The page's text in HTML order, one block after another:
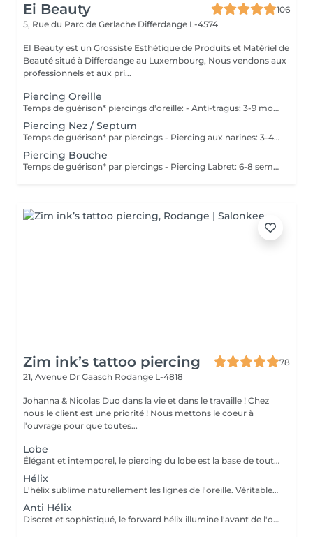
Ei Beauty
106
5, Rue du Parc de Gerlache Differdange L-4574
EI Beauty est un Grossiste Esthétique de Produits et Matériel de
Beauté situé à Differdange au Luxembourg, Nous vendons aux
professionnels et aux pri...
Piercing Oreille
Temps de guérison* piercings d'oreille: - Anti-tragus: 3-9 mois - Piercing de conque: 3-9 mois - Daithpiercing: 3-9 mois - Piercing helix: 3-9 mois - Perçage de fumée: 3-9 mois - Piercing douillet: 3-9 mois - Piercing Tragus: 3-9 mois - Piercing du lobe de l'oreille: 4-8 semaines *Notez également qu'il est indispensable de réaliser les soins quotidiennement pour que la cicatrisation se fasse dans les meilleures conditions. *La guérison est différente d'une personne à l'autre **Si vous êtes mineur, l'autorisation parentale est obligatoire. Industriel Piercing - Sous réserve d'évaluation
Piercing Nez / Septum
Temps de guérison* par piercings - Piercing aux narines: 3-4 semaines - Piercing septum: 4-8 semaines *Notez également qu'il est indispensable de réaliser les soins quotidiennement pour que la cicatrisation se fasse dans les meilleures conditions. *La guérison est différente d'une personne à l'autre **Si vous êtes mineur, l'autorisation parentale est obligatoire.
Piercing Bouche
Temps de guérison* par piercings - Piercing Labret: 6-8 semaines - Piercing des lèvres / côté: 6-8 semaines - Piercing de la lèvre supérieure: 2-3 mois - Piercing de la langue: 4-8 semaines *Notez également qu'il est indispensable de réaliser les soins quotidiennement pour que la cicatrisation se fasse dans les meilleures conditions. *La guérison est différente d'une personne à l'autre **Si vous êtes mineur, l'autorisation parentale est obligatoire.
Zim ink’s tattoo piercing
78
21, Avenue Dr Gaasch Rodange L-4818
Johanna & Nicolas Duo dans la vie et dans le travaille ! Chez
nous le client est une priorité ! Nous mettons le coeur à
l'ouvrage pour que toutes...
Lobe
Élégant et intemporel, le piercing du lobe est la base de toutes les plus belles compositions. Qu'il s'agisse d'un premier piercing ou d'une nouvelle création, chaque réalisation est effectuée avec précision afin de t'offrir une expérience aussi agréable que soignée. Inclus : Bijou de première pose en titane ASTM F-136 Conseils personnalisés et suivi de cicatrisation + 5€ pour changer la couleur de ton bijou grâce à l'anodisation. Les bijoux de la vitrine sont disponibles en première pause, le prix du bijou est à ajouter à la prestation. Pour toutes demandes d'informations, merci de me contacter. Tout les mineurs doivent être accompagnés d'un tuteur légal ( parents ! ), des justificatifs d'identités seront demandés.
Hélix
L'hélix sublime naturellement les lignes de l'oreille. Véritable incontournable, il apporte une touche contemporaine et raffinée qui s'intègre parfaitement à votre style. Chaque projet est pensé en harmonie avec ton anatomie. Conseils personnalisés et suivi de cicatrisation Inclus : Bijou de première pose en titane ASTM F-136 + 5€ pour changer la couleur de ton bijou grâce à l'anodisation. Les bijoux de la vitrine sont disponibles en première pause, le prix du bijou est à ajouter à la prestation. Pour toutes demandes d'informations, merci de me contacter. Tout les mineurs doivent être accompagnés d'un tuteur légal ( parents ! ), des justificatifs d'identités seront demandés.
Anti Hélix
Discret et sophistiqué, le forward hélix illumine l'avant de l'oreille avec subtilité. Un choix idéal pour une composition délicate et résolument élégante. Conseils personnalisés et suivi de cicatrisation Inclus : Bijou de première pose en titane ASTM F-136 + 5€ pour changer la couleur de ton bijou grâce à l'anodisation. Les bijoux de la vitrine sont disponibles en première pause, le prix du bijou est à ajouter à la prestation. Pour toutes demandes d'informations, merci de me contacter. Tout les mineurs doivent être accompagnés d'un tuteur légal ( parents ! ), des justificatifs d'identités seront demandés.